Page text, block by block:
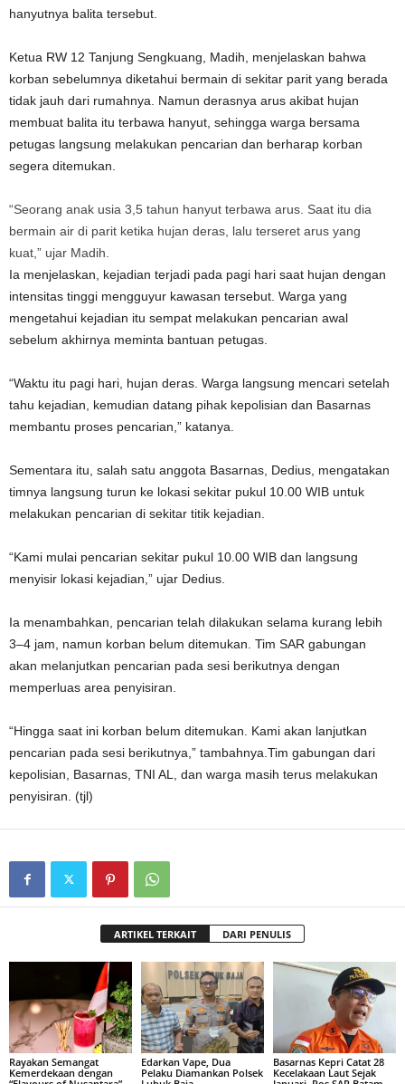
hanyutnya balita tersebut.
Ketua RW 12 Tanjung Sengkuang, Madih, menjelaskan bahwa
korban sebelumnya diketahui bermain di sekitar parit yang berada
tidak jauh dari rumahnya. Namun derasnya arus akibat hujan
membuat balita itu terbawa hanyut, sehingga warga bersama
petugas langsung melakukan pencarian dan berharap korban
segera ditemukan.
“Seorang anak usia 3,5 tahun hanyut terbawa arus. Saat itu dia
bermain air di parit ketika hujan deras, lalu terseret arus yang
kuat,” ujar Madih.
Ia menjelaskan, kejadian terjadi pada pagi hari saat hujan dengan
intensitas tinggi mengguyur kawasan tersebut. Warga yang
mengetahui kejadian itu sempat melakukan pencarian awal
sebelum akhirnya meminta bantuan petugas.
“Waktu itu pagi hari, hujan deras. Warga langsung mencari setelah
tahu kejadian, kemudian datang pihak kepolisian dan Basarnas
membantu proses pencarian,” katanya.
Sementara itu, salah satu anggota Basarnas, Dedius, mengatakan
timnya langsung turun ke lokasi sekitar pukul 10.00 WIB untuk
melakukan pencarian di sekitar titik kejadian.
“Kami mulai pencarian sekitar pukul 10.00 WIB dan langsung
menyisir lokasi kejadian,” ujar Dedius.
Ia menambahkan, pencarian telah dilakukan selama kurang lebih
3–4 jam, namun korban belum ditemukan. Tim SAR gabungan
akan melanjutkan pencarian pada sesi berikutnya dengan
memperluas area penyisiran.
“Hingga saat ini korban belum ditemukan. Kami akan lanjutkan
pencarian pada sesi berikutnya,” tambahnya.Tim gabungan dari
kepolisian, Basarnas, TNI AL, dan warga masih terus melakukan
penyisiran. (tjl)
ARTIKEL TERKAIT DARI PENULIS
Rayakan Semangat
Kemerdekaan dengan
Edarkan Vape, Dua
Pelaku Diamankan Polsek
Basarnas Kepri Catat 28
Kecelakaan Laut Sejak